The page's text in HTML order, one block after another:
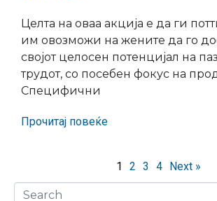
Целта на оваа акција е да ги
им овозможи на жените да го
својот целосен потенцијал на
трудот, со посебен фокус на
Специфични
Прочитај повеќе
1 2 3 4 Next »